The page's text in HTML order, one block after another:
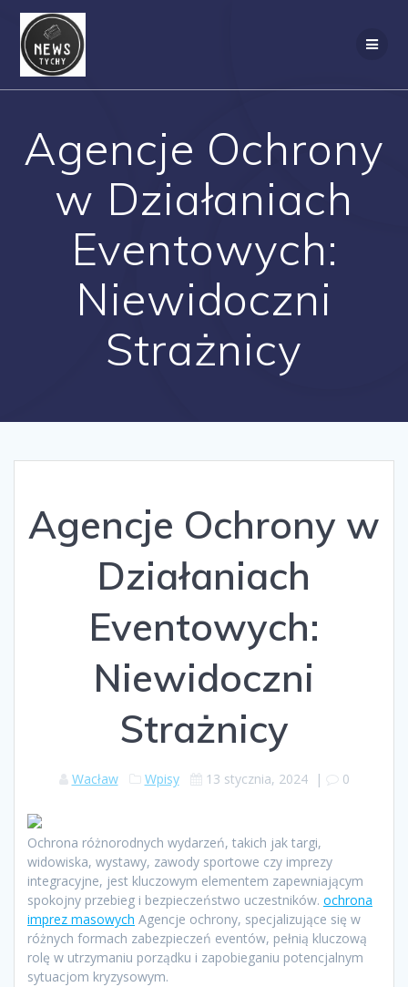
Agencje Ochrony
w Działaniach
Eventowych:
Niewidoczni
Strażnicy
Agencje Ochrony w
Działaniach
Eventowych:
Niewidoczni
Strażnicy
Wacław Wpisy 13 stycznia, 2024| 0
Ochrona różnorodnych wydarzeń, takich jak targi,
widowiska, wystawy, zawody sportowe czy imprezy
integracyjne, jest kluczowym elementem zapewniającym
spokojny przebieg i bezpieczeństwo uczestników. ochrona
imprez masowych Agencje ochrony, specjalizujące się w
różnych formach zabezpieczeń eventów, pełnią kluczową
rolę w utrzymaniu porządku i zapobieganiu potencjalnym
sytuacjom kryzysowym.